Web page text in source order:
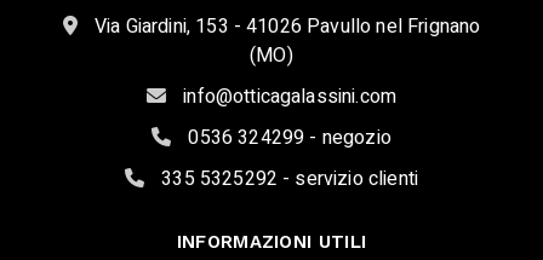
Via Giardini, 153 - 41026 Pavullo nel Frignano
(MO)
info@otticagalassini.com
0536 324299 - negozio
335 5325292 - servizio clienti
INFORMAZIONI UTILI